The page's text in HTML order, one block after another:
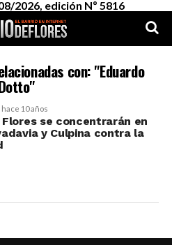
2026, edición Nº 5816
con: "Eduardo
hace 10 años
Flores se concentrarán en
y Culpina contra la